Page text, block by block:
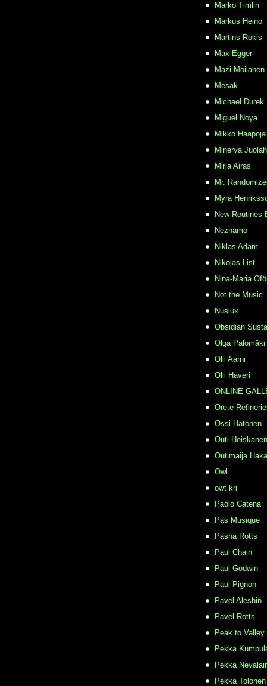
Marko Timlin
Markus Heino
Martins Rokis
Max Egger
Mazi Moilanen
Mesak
Michael Durek
Miguel Noya
Mikko Haapoja
Minerva
Mirja Airas
Mr.
Myra
New Routines
Neznamo
Niklas Adam
Nikolas List
Nina-Maria
Not the Music
Nuslux
Obsidian
Olga Palomäki
Olli Aarni
Olli Haveri
ONLINE
Ore.e
Ossi Hätönen
Outi Heiskanen
Outimaija
Owl
owt kri
Paolo Catena
Pas Musique
Pasha Rotts
Paul Chain
Paul Godwin
Paul Pignon
Pavel Aleshin
Pavel Rotts
Peak to Valley
Pekka
Pekka
Pekka Tolonen